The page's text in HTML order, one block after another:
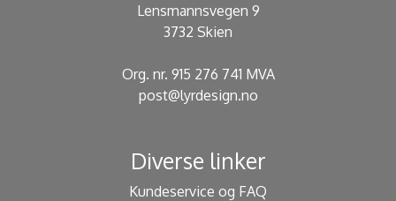
Lensmannsvegen 9
3732 Skien
Org. nr. 915 276 741 MVA
post@lyrdesign.no
Diverse linker
Kundeservice og FAQ